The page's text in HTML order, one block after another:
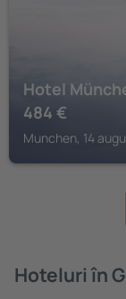
Hotel
484 €
Munchen, 14
Hoteluri în